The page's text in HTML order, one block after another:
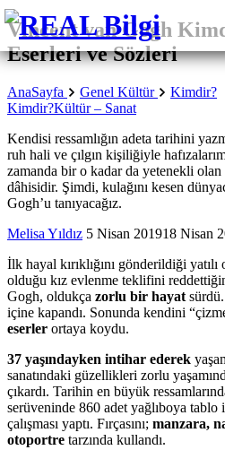
Vincent van Gogh
Eserleri ve Sözleri
AnaSayfa Genel Kültür
Kimdir?
Kimdir?Kültür – Sanat
Kendisi ressamlığın adeta tarihini
ruh hali ve çılgın kişiliğiyle
zamanda bir o kadar da yetenekli olan
dâhisidir. Şimdi, kulağını kesen
Gogh’u tanıyacağız.
Melisa Yıldız 5 Nisan 201918 Nisan
İlk hayal kırıklığını gönderildiği
olduğu kız evlenme teklifini
Gogh, oldukça zorlu bir hayat
içine kapandı. Sonunda kendini
eserler ortaya koydu.
37 yaşındayken intihar ederek
sanatındaki güzellikleri zorlu
çıkardı. Tarihin en büyük
serüveninde 860 adet yağlıboya
çalışması yaptı. Fırçasını; manzara,
otoportre tarzında kullandı.